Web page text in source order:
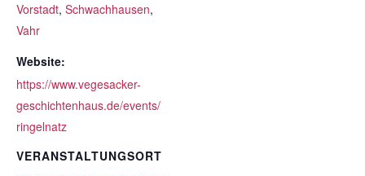
Vorstadt, Schwachhausen,
Vahr
Website:
https://www.vegesacker-
geschichtenhaus.de/events/
ringelnatz
VERANSTALTUNGSORT